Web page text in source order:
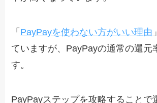
「 PayPayを使わない方がいい理由
ていますが、PayPayの通常の還元
す。
PayPayステップを攻略することで